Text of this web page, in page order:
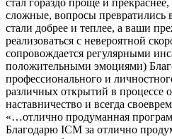
стал гораздо проще и
сложные, вопросы превратились
стали добрее и теплее, а ваши
реализоваться с невероятной
сопровождается регулярными
положительными эмоциями)
профессионального и
различных открытий в процессе
наставничество и всегда
«…отлично продуманная
Благодарю ICM за отлично